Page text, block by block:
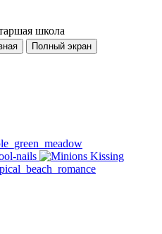
школа
Полный экран